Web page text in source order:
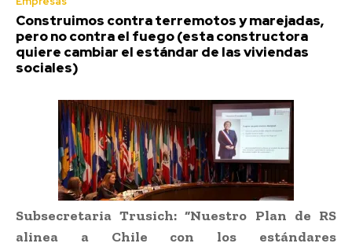
Construimos contra terremotos y marejadas,
pero no contra el fuego (esta constructora
quiere cambiar el estándar de las viviendas
sociales)
Subsecretaria Trusich: “Nuestro Plan de RS
alinea a Chile con los estándares